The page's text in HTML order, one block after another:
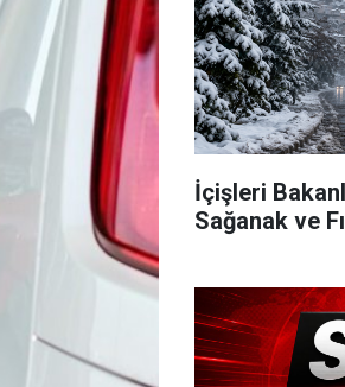
İçişleri
Sağanak ve